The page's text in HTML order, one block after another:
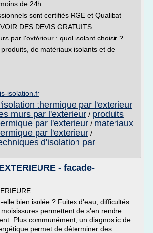
de 24h
sont certifiés RGE et Qualibat
DES DEVIS GRATUITS
par l'extérieur : quel isolant choisir ?
de matériaux isolants et de
isolation.fr
l'isolation thermique par l'exterieur
murs par l'exterieur / produits
par l'exterieur / materiaux
par l'exterieur /
d'isolation par
- facade-
elle bien isolée ? Fuites d'eau, difficultés
permettent de s'en rendre
Plus communément, un diagnostic de
permet de déterminer des